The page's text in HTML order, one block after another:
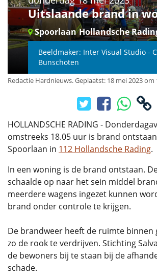
Uitslaande brand in
Spoorlaan Hollandsche
Beeldmaker: Inter Visual Studio -
Bunschoten
Redactie Hardnieuws.Geplaatst: 18 mei 2023 om
HOLLANDSCHE RADING -
omstreeks 18.05 uur is brand
Spoorlaan in 112 Hollandsche Rading.
In een woning is de brand ontstaan.
schaalde op naar het sein middel
meerdere wagens ingezet kunnen
brand onder controle te krijgen.
De brandweer heeft de ruimte binnen
zo de rook te verdrijven. Stichting
de bewoners bij te staan bij de
schade.